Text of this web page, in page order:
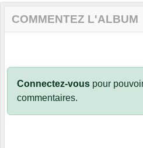
COMMENTEZ L'ALBUM
Connectez-vous pour
commentaires.